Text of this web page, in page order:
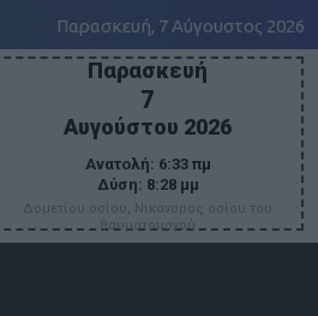
Παρασκευή, 7 Αύγουστος 2026
Παρασκευή
7
Αυγούστου 2026
Ανατολή: 6:33 πμ
Δύση: 8:28 μμ
Δομετίου οσίου, Νικάνορος οσίου του
θαυματουργού